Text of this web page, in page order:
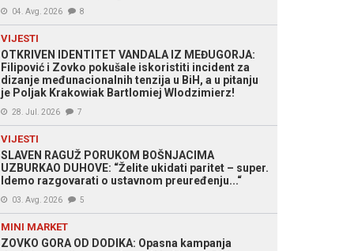
04. Avg. 2026 8
VIJESTI
OTKRIVEN IDENTITET VANDALA IZ MEĐUGORJA:
Filipović i Zovko pokušale iskoristiti incident za
dizanje međunacionalnih tenzija u BiH, a u pitanju
je Poljak Krakowiak Bartlomiej Wlodzimierz!
28. Jul. 2026 7
VIJESTI
SLAVEN RAGUŽ PORUKOM BOŠNJACIMA
UZBURKAO DUHOVE: “Želite ukidati paritet – super.
Idemo razgovarati o ustavnom preuređenju...“
03. Avg. 2026 5
MINI MARKET
ZOVKO GORA OD DODIKA: Opasna kampanja